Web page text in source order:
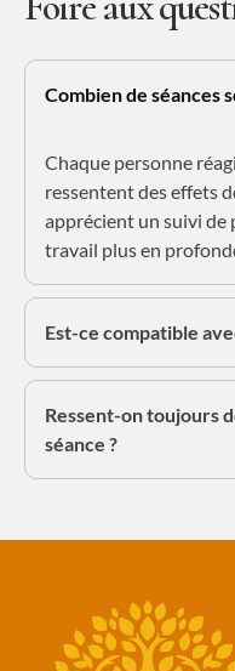
Combien de séances
Chaque personne
ressentent des effets
apprécient un suivi de
travail plus en
Est-ce compatible
Ressent-on toujours
séance ?